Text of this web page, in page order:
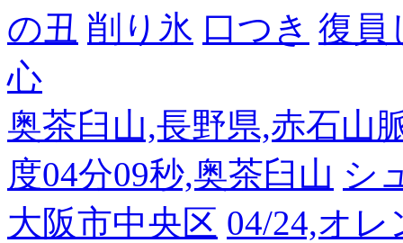
の丑 削り氷 口つき 復員
心
奥茶臼山,長野県,赤石山
度04分09秒,奥茶臼山 シ
大阪市中央区 04/24,オ